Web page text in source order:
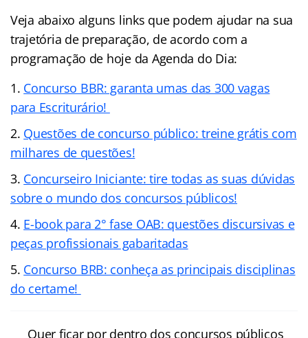
Veja abaixo alguns links que podem ajudar na sua
trajetória de preparação, de acordo com a
programação de hoje da Agenda do Dia:
Concurso BBR: garanta umas das 300 vagas
para Escriturário!
Questões de concurso público: treine grátis com
milhares de questões!
Concurseiro Iniciante: tire todas as suas dúvidas
sobre o mundo dos concursos públicos!
E-book para 2° fase OAB: questões discursivas e
peças profissionais gabaritadas
Concurso BRB: conheça as principais disciplinas
do certame!
Quer ficar por dentro dos concursos públicos